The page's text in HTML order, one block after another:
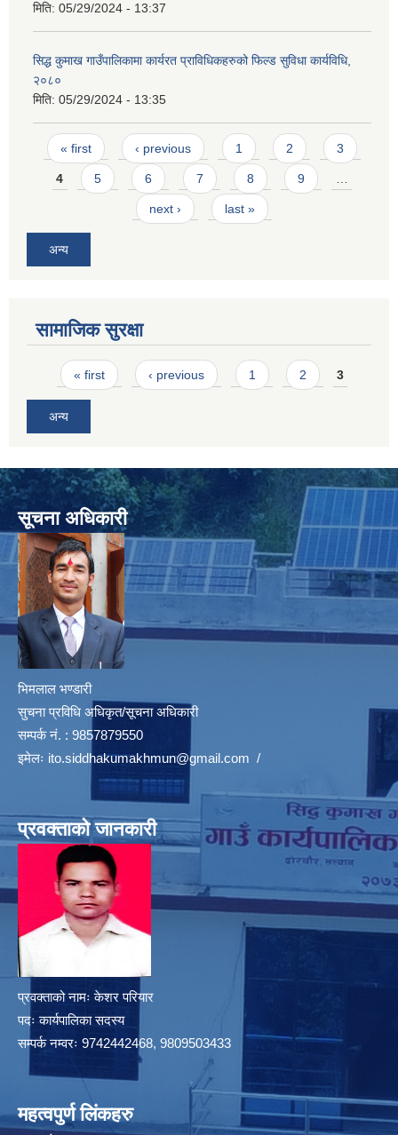
मिति: 05/29/2024 - 13:37
सिद्ध कुमाख गाउँपालिकामा कार्यरत प्राविधिकहरुको फिल्ड सुविधा कार्यविधि,
२०८०
मिति: 05/29/2024 - 13:35
Pages
« first ‹ previous 1 2 3
4 5 6 7 8 9
next › last »
अन्य
सामाजिक सुरक्षा
Pages
« first ‹ previous 1 2 3
अन्य
सूचना अधिकारी
भिमलाल भण्डारी
सुचना प्रविधि अधिकृत/सूचना अधिकारी
सम्पर्क नं. : 9857879550
इमेलः ito.siddhakumakhmun@gmail.com /
प्रवक्ताको जानकारी
प्रवक्ताको नामः केशर परियार
पदः कार्यपालिका सदस्य
सम्पर्क नम्वरः 9742442468, 9809503433
महत्वपुर्ण लिंकहरु